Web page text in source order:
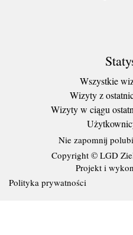
Wszystkie
Wizyty z
Wizyty w ciągu
Nie zapomnij
Copyright © LGD
Projekt i
Polityka prywatności